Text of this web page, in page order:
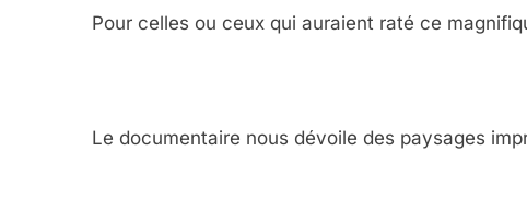
Pour celles ou ceux qui auraient raté ce
Le documentaire nous dévoile des paysages